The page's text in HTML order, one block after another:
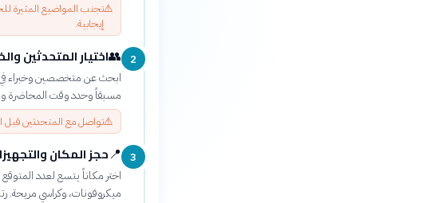
⚠️تجنب المواضيع المثيرة
إيجابية.
2
👥اختيار المتحدثين
ابحث عن متخصصين وخبراء في
مسبقاً وحدد وقت المحاضرة ومدتها (عادة 20-30 دقيقة). اختر 2-3 متحدثين
⚠️تواصل مع المتحدثين قبل
3
📍حجز المكان
اختر مكاناً يتسع لعدد
ميكروفونات، وكراسي مريحة.